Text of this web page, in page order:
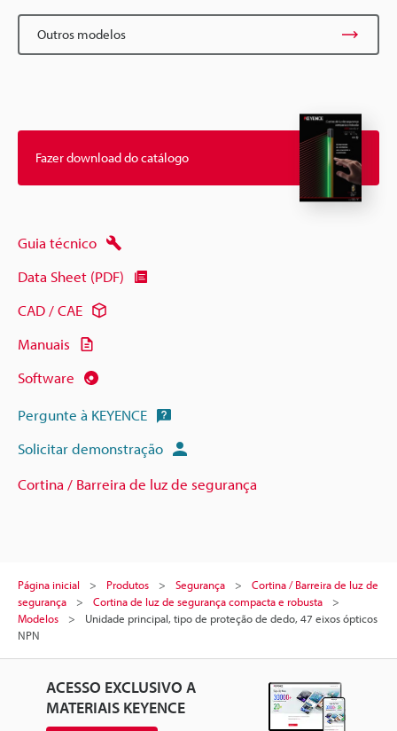
Outros modelos
Fazer download do catálogo
Guia técnico
Data Sheet (PDF)
CAD / CAE
Manuais
Software
Pergunte à KEYENCE
Solicitar demonstração
Cortina / Barreira de luz de segurança
Página inicial Produtos Segurança
Cortina / Barreira de luz de
segurança
Cortina de luz de segurança compacta e robusta
Modelos
Unidade principal, tipo de proteção de dedo, 47 eixos ópticos
NPN
ACESSO EXCLUSIVO A
MATERIAIS KEYENCE